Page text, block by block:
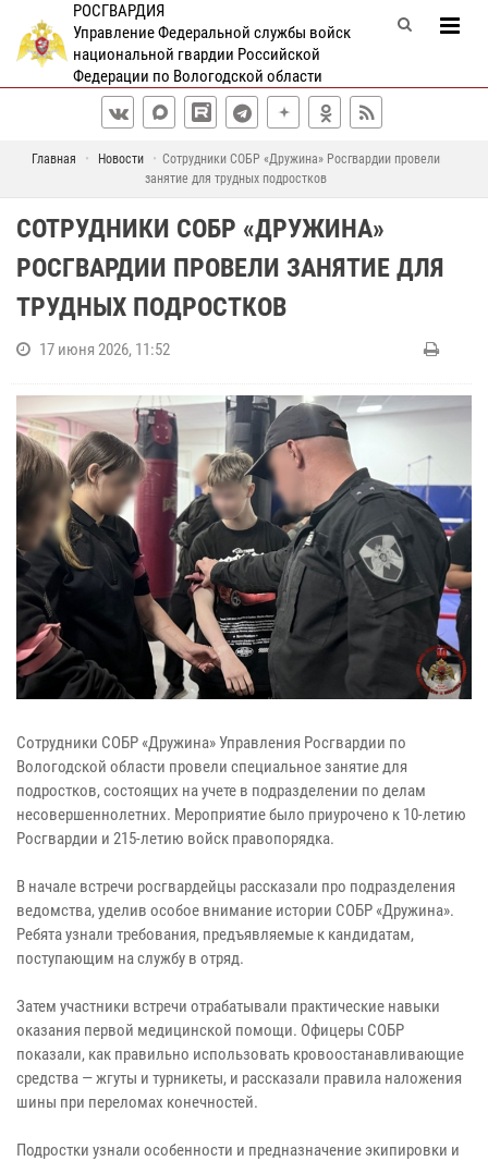
РОСГВАРДИЯ
Управление Федеральной службы войск
национальной гвардии Российской
Федерации по Вологодской области
Главная Новости
Сотрудники СОБР «Дружина» Росгвардии провели
занятие для трудных подростков
СОТРУДНИКИ СОБР «ДРУЖИНА»
РОСГВАРДИИ ПРОВЕЛИ ЗАНЯТИЕ ДЛЯ
ТРУДНЫХ ПОДРОСТКОВ
17 июня 2026, 11:52
Сотрудники СОБР «Дружина» Управления Росгвардии по
Вологодской области провели специальное занятие для
подростков, состоящих на учете в подразделении по делам
несовершеннолетних. Мероприятие было приурочено к 10-летию
Росгвардии и 215-летию войск правопорядка.
В начале встречи росгвардейцы рассказали про подразделения
ведомства, уделив особое внимание истории СОБР «Дружина».
Ребята узнали требования, предъявляемые к кандидатам,
поступающим на службу в отряд.
Затем участники встречи отрабатывали практические навыки
оказания первой медицинской помощи. Офицеры СОБР
показали, как правильно использовать кровоостанавливающие
средства — жгуты и турникеты, и рассказали правила наложения
шины при переломах конечностей.
Подростки узнали особенности и предназначение экипировки и